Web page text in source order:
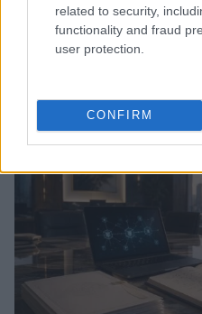
related to security,
functionality and fraud
user protection.
CONFIRM
SpaceX divulga resultados do
MOEDAS CRIPTOGRÁFICAS